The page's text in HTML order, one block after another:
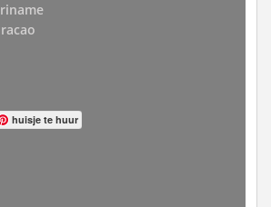
huisje te huur